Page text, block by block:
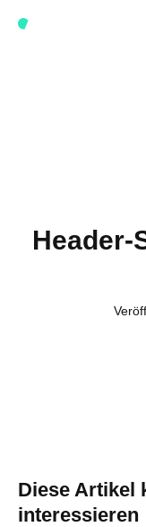
Header-
Diese Artikel
interessieren
74072 Heilbronn
→ Anfahrtsplan